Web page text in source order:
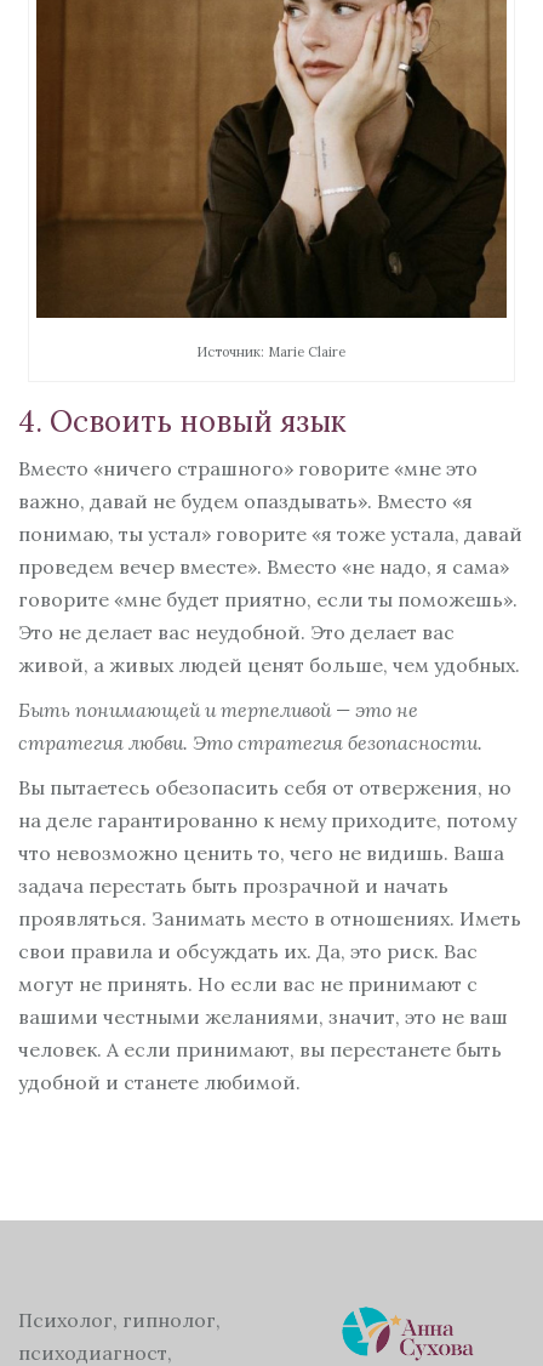
Источник: Marie Claire
4. Освоить новый язык
Вместо «ничего страшного» говорите «мне это
важно, давай не будем опаздывать». Вместо «я
понимаю, ты устал» говорите «я тоже устала, давай
проведем вечер вместе». Вместо «не надо, я сама»
говорите «мне будет приятно, если ты поможешь».
Это не делает вас неудобной. Это делает вас
живой, а живых людей ценят больше, чем удобных.
Быть понимающей и терпеливой — это не
стратегия любви. Это стратегия безопасности.
Вы пытаетесь обезопасить себя от отвержения, но
на деле гарантированно к нему приходите, потому
что невозможно ценить то, чего не видишь. Ваша
задача перестать быть прозрачной и начать
проявляться. Занимать место в отношениях. Иметь
свои правила и обсуждать их. Да, это риск. Вас
могут не принять. Но если вас не принимают с
вашими честными желаниями, значит, это не ваш
человек. А если принимают, вы перестанете быть
удобной и станете любимой.
Психолог, гипнолог,
психодиагност,